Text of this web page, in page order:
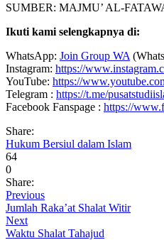
SUMBER: MAJMU’ AL-
Ikuti kami selengkapnya di:
WhatsApp: Join Group WA
Instagram: https://
YouTube: https://
Telegram : https://t.me/
Facebook Fanspage : https://
Share:
Hukum Bersiul dalam Islam
64
0
Share:
Previous
Jumlah Raka’at Shalat Witir
Next
Waktu Shalat Tahajud